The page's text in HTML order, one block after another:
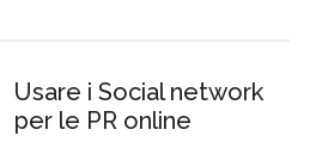
Usare i Social network
per le PR online